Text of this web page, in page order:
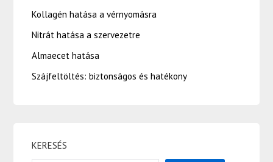
Kollagén hatása a vérnyomásra
Nitrát hatása a szervezetre
Almaecet hatása
Szájfeltöltés: biztonságos és hatékony
KERESÉS